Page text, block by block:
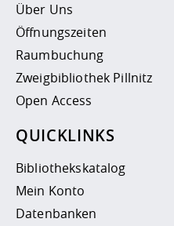
Über Uns
Öffnungszeiten
Raumbuchung
Zweigbibliothek Pillnitz
Open Access
QUICKLINKS
Bibliothekskatalog
Mein Konto
Datenbanken